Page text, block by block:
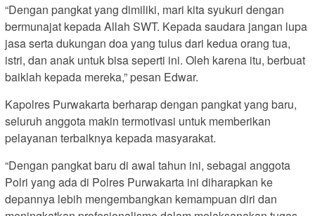
“Dengan pangkat yang dimiliki, mari kita syukuri dengan
bermunajat kepada Allah SWT. Kepada saudara jangan lupa
jasa serta dukungan doa yang tulus dari kedua orang tua,
istri, dan anak untuk bisa seperti ini. Oleh karena itu, berbuat
baiklah kepada mereka,” pesan Edwar.
Kapolres Purwakarta berharap dengan pangkat yang baru,
seluruh anggota makin termotivasi untuk memberikan
pelayanan terbaiknya kepada masyarakat.
“Dengan pangkat baru di awal tahun ini, sebagai anggota
Polri yang ada di Polres Purwakarta ini diharapkan ke
depannya lebih mengembangkan kemampuan diri dan